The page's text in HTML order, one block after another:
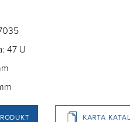
47 U
KARTA